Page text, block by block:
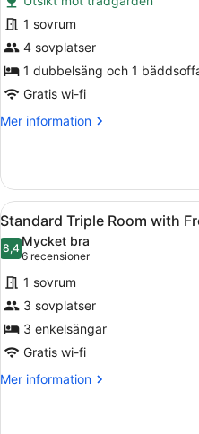
Club
Quadruple
Room
with
Free
Airport
1 sovrum
4 sovplatser
1 dubbelsäng och 1
Gratis wi-fi
Mer information
Mer
Quadruple
Room
with
Free
Airport
Shuttle
Öppna
alla
foton
för
Standard
Triple
Room
with
Free
4
Standard Triple Room with
8,48,4 av 10
Mycket bra
6 recensioner
(6 recensioner)
1 sovrum
3 sovplatser
3 enkelsängar
Gratis wi-fi
Mer information
Mer